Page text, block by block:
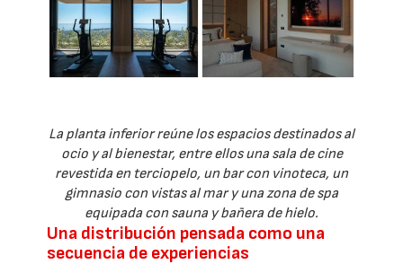
La planta inferior reúne los espacios destinados al
ocio y al bienestar, entre ellos una sala de cine
revestida en terciopelo, un bar con vinoteca, un
gimnasio con vistas al mar y una zona de spa
equipada con sauna y bañera de hielo.
Una distribución pensada como una
secuencia de experiencias